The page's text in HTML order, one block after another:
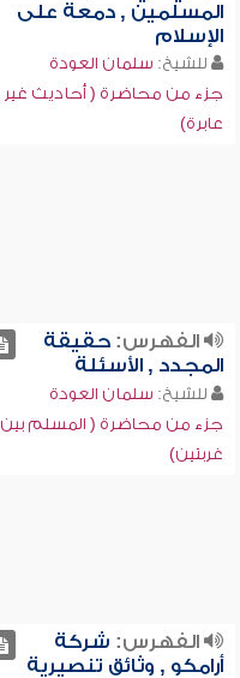
المسلمين , دمعة على
الإسلام
للشيخ: سلمان العودة
جزء من محاضرة ( أحاديث غير
عابرة)
الفهرس:حقيقة
المجدد , الأسئلة
للشيخ: سلمان العودة
جزء من محاضرة ( المسلم بين
غربتين)
الفهرس: شركة
أرامكو , وثائق تنصيرية